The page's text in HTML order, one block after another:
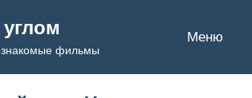
знакомые фильмы
Меню